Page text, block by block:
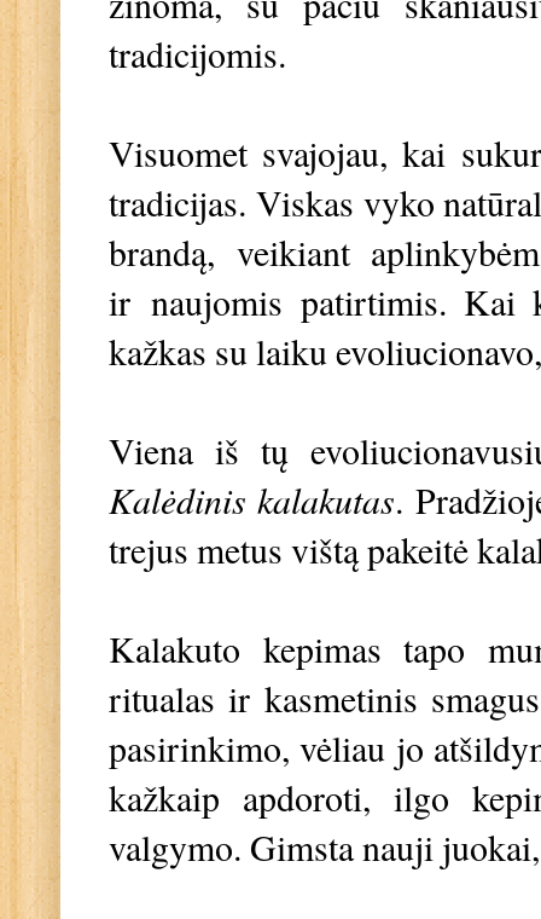
tradicijomis.
Visuomet svajojau, kai
tradicijas. Viskas vyko
brandą, veikiant
ir naujomis patirtimis. Kai
kažkas su laiku
Viena iš tų
Kalėdinis kalakutas.
trejus metus vištą pakeitė
Kalakuto kepimas tapo
ritualas ir kasmetinis
pasirinkimo, vėliau jo
kažkaip apdoroti, ilgo
valgymo. Gimsta nauji